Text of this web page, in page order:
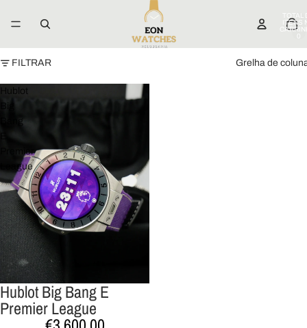
TOTAL
ITENS
0
FILTRAR Grelha de
Hublot
Big
Bang
Premier
League
Hublot Big Bang E
Premier League